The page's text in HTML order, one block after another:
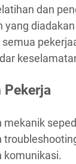
dan
yang
Pekerja
mekanik
komunikasi.